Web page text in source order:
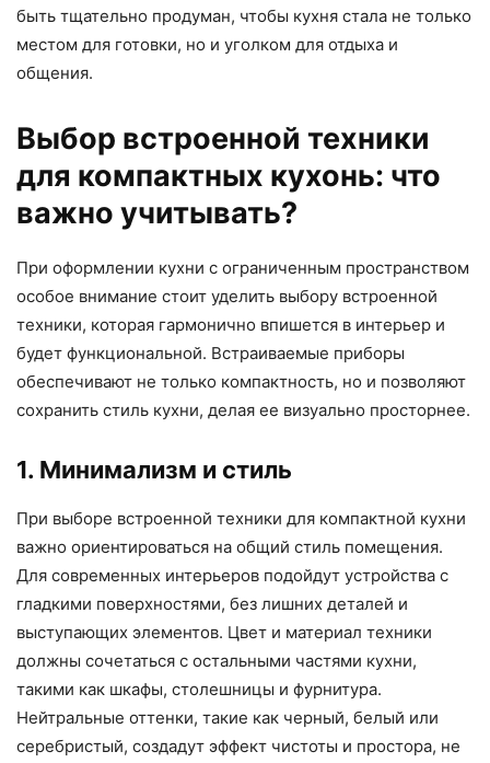
быть тщательно продуман, чтобы кухня стала не только
местом для готовки, но и уголком для отдыха и
общения.
Выбор встроенной техники
для компактных кухонь: что
важно учитывать?
При оформлении кухни с ограниченным пространством
особое внимание стоит уделить выбору встроенной
техники, которая гармонично впишется в интерьер и
будет функциональной. Встраиваемые приборы
обеспечивают не только компактность, но и позволяют
сохранить стиль кухни, делая ее визуально просторнее.
1. Минимализм и стиль
При выборе встроенной техники для компактной кухни
важно ориентироваться на общий стиль помещения.
Для современных интерьеров подойдут устройства с
гладкими поверхностями, без лишних деталей и
выступающих элементов. Цвет и материал техники
должны сочетаться с остальными частями кухни,
такими как шкафы, столешницы и фурнитура.
Нейтральные оттенки, такие как черный, белый или
серебристый, создадут эффект чистоты и простора, не